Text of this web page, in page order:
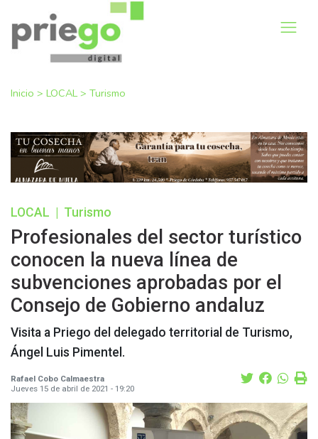
Inicio > LOCAL > Turismo
LOCAL Turismo
Profesionales del sector turístico
conocen la nueva línea de
subvenciones aprobadas por el
Consejo de Gobierno andaluz
Visita a Priego del delegado territorial de Turismo,
Ángel Luis Pimentel.
Rafael Cobo Calmaestra
Jueves 15 de abril de 2021 - 19:20